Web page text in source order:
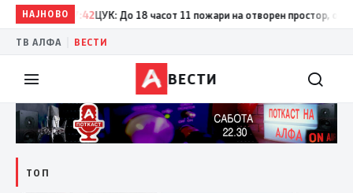
НАЈНОВО
17:42 ЦУК: До 18 часот 11 пожари на отворен простор, од кои
ТВ АЛФА ВЕСТИ
ВЕСТИ
ТОП